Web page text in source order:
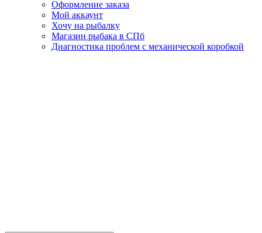
Оформление заказа
Мой аккаунт
Хочу на рыбалку
Магазин рыбака в СПб
Диагностика проблем с механической коробкой